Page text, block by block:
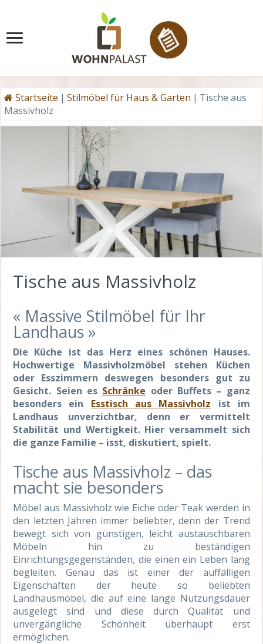
Startseite | Stilmöbel für Haus & Garten | Tische aus
Massivholz
Tische aus Massivholz
« Massive Stilmöbel für Ihr
Landhaus »
Die Küche ist das Herz eines schönen Hauses.
Hochwertige Massivholzmöbel stehen Küchen
oder Esszimmern deswegen besonders gut zu
Gesicht. Seien es Schränke oder Buffets – ganz
besonders ein Esstisch aus Massivholz ist im
Landhaus unverzichtbar, denn er vermittelt
Stabilität und Wertigkeit. Hier versammelt sich
die ganze Familie – isst, diskutiert, spielt.
Tische aus Massivholz – das
macht sie besonders
Möbel aus Massivholz wie Eiche oder Teak werden in
den letzten Jahren immer beliebter, denn der Trend
bewegt sich von günstigen, leicht austauschbaren
Möbeln hin zu beständigen
Einrichtungsgegenständen, die einen ein Leben lang
begleiten. Genau das ist einer der auffälligen
Eigenschaften der heute so beliebten
Landhausmöbel, die auf eine lange Nutzungsdauer
ausgelegt sind und diese durch Qualität und
unvergängliche Schönheit überhaupt erst
ermöglichen.